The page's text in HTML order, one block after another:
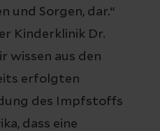
und Sorgen, dar.“
Kinderklinik Dr.
wissen aus den
erfolgten
des Impfstoffs
dass eine